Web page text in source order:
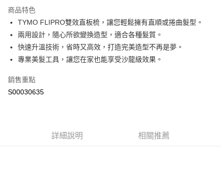
Apple Pay
街口支付
全盈+PAY
ATM付款
商品特色
TYMO FLIPRO雙效直板梳，讓您輕鬆擁有直順或捲曲髮型。
兩用設計，隨心所欲變換造型，適合各種髮質。
快速升溫技術，省時又高效，打造完美造型不再是夢。
專業美髮工具，讓您在家也能享受沙龍級效果。
銷售重點
S00030635
詳細說明 相關推薦